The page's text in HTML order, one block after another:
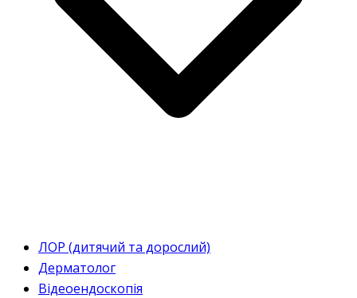
ЛОР (дитячий та дорослий)
Дерматолог
Відеоендоскопія